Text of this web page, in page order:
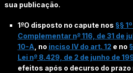
sua publicação.
1oO disposto no capute nos §§
Complementar no116, de 31 de
10-A , no inciso IV do art. 12 e no
Lei no8.429, de 2 de junho de
efeitos após o decurso do prazo